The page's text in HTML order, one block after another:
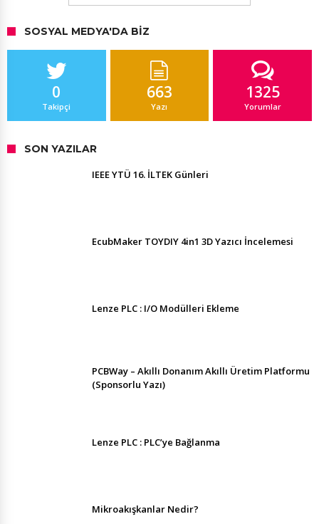
SOSYAL MEDYA'DA BIZ
0
Takipçi
663
Yazı
1325
Yorumlar
SON YAZILAR
IEEE YTÜ 16. İLTEK Günleri
EcubMaker TOYDIY 4in1 3D Yazıcı İncelemesi
Lenze PLC : I/O Modülleri Ekleme
PCBWay – Akıllı Donanım Akıllı Üretim Platformu
(Sponsorlu Yazı)
Lenze PLC : PLC’ye Bağlanma
Mikroakışkanlar Nedir?